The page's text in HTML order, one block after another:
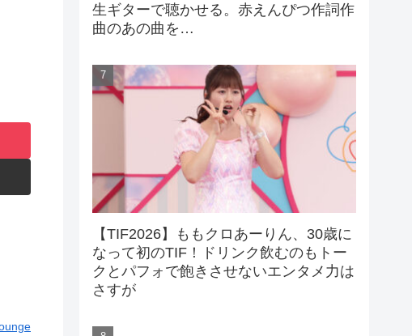
生ギターで聴かせる。赤えんぴつ作詞作
曲のあの曲を…
【TIF2026】ももクロあーりん、30歳に
なって初のTIF！ドリンク飲むのもトー
クとパフォで飽きさせないエンタメ力は
さすが